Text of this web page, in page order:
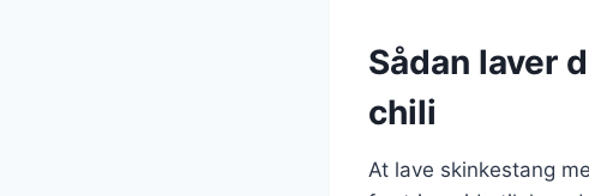
Sådan laver
chili
At lave skinkestang